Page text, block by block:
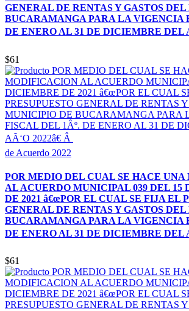
GENERAL DE RENTAS Y GASTOS
BUCARAMANGA PARA LA VIGENCIA
DE ENERO AL 31 DE DICIEMBRE DEL
$61
de Acuerdo 2022
POR MEDIO DEL CUAL SE HACE
AL ACUERDO MUNICIPAL 039 DEL 15
DE 2021 â€œPOR EL CUAL SE FIJA EL
GENERAL DE RENTAS Y GASTOS
BUCARAMANGA PARA LA VIGENCIA
DE ENERO AL 31 DE DICIEMBRE DEL
$61